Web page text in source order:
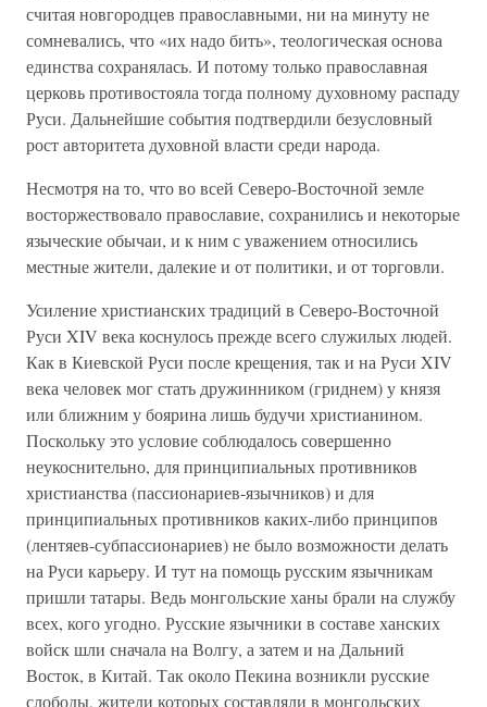
считая новгородцев православными, ни на минуту не
сомневались, что «их надо бить», теологическая основа
единства сохранялась. И потому только православная
церковь противостояла тогда полному духовному распаду
Руси. Дальнейшие события подтвердили безусловный
рост авторитета духовной власти среди народа.
Несмотря на то, что во всей Северо-Восточной земле
восторжествовало православие, сохранились и некоторые
языческие обычаи, и к ним с уважением относились
местные жители, далекие и от политики, и от торговли.
Усиление христианских традиций в Северо-Восточной
Руси XIV века коснулось прежде всего служилых людей.
Как в Киевской Руси после крещения, так и на Руси XIV
века человек мог стать дружинником (гриднем) у князя
или ближним у боярина лишь будучи христианином.
Поскольку это условие соблюдалось совершенно
неукоснительно, для принципиальных противников
христианства (пассионариев-язычников) и для
принципиальных противников каких-либо принципов
(лентяев-субпассионариев) не было возможности делать
на Руси карьеру. И тут на помощь русским язычникам
пришли татары. Ведь монгольские ханы брали на службу
всех, кого угодно. Русские язычники в составе ханских
войск шли сначала на Волгу, а затем и на Дальний
Восток, в Китай. Так около Пекина возникли русские
слободы, жители которых составляли в монгольских